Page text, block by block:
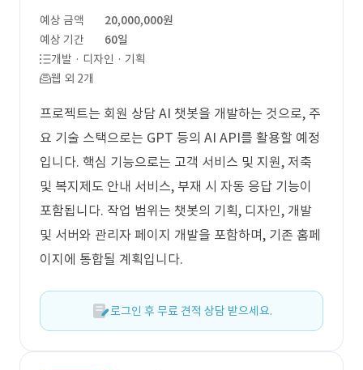
예상 금액
20,000,000원
예상 기간
60일
개발 · 디자인 · 기획
웹 외 2개
프로젝트는 회원 상담 AI 챗봇을 개발하는 것으로, 주
요 기술 스택으로는 GPT 등의 AI API를 활용할 예정
입니다. 핵심 기능으로는 고객 서비스 및 지원, 저축
및 복지제도 안내 서비스, 부재 시 자동 응답 기능이
포함됩니다. 작업 범위는 챗봇의 기획, 디자인, 개발
및 서버와 관리자 페이지 개발을 포함하며, 기존 홈페
이지에 통합될 계획입니다.
로그인 후 무료 견적 상담 받으세요.